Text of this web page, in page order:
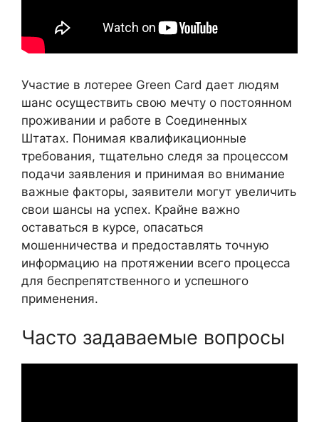
Участие в лотерее Green Card дает людям
шанс осуществить свою мечту о постоянном
проживании и работе в Соединенных
Штатах. Понимая квалификационные
требования, тщательно следя за процессом
подачи заявления и принимая во внимание
важные факторы, заявители могут увеличить
свои шансы на успех. Крайне важно
оставаться в курсе, опасаться
мошенничества и предоставлять точную
информацию на протяжении всего процесса
для беспрепятственного и успешного
применения.
Часто задаваемые вопросы